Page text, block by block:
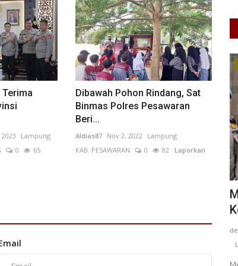
Terima
2023
Lampung
0
65
Dibawah Pohon Rindang, Sat
Binmas Polres Pesawaran
Beri...
Aldias87 Nov 2, 2022
Lampung
KAB. PESAWARAN
0 82 Laporkan
UMKM & Ekonomi Kreatif
KAB. PAMEKASAN